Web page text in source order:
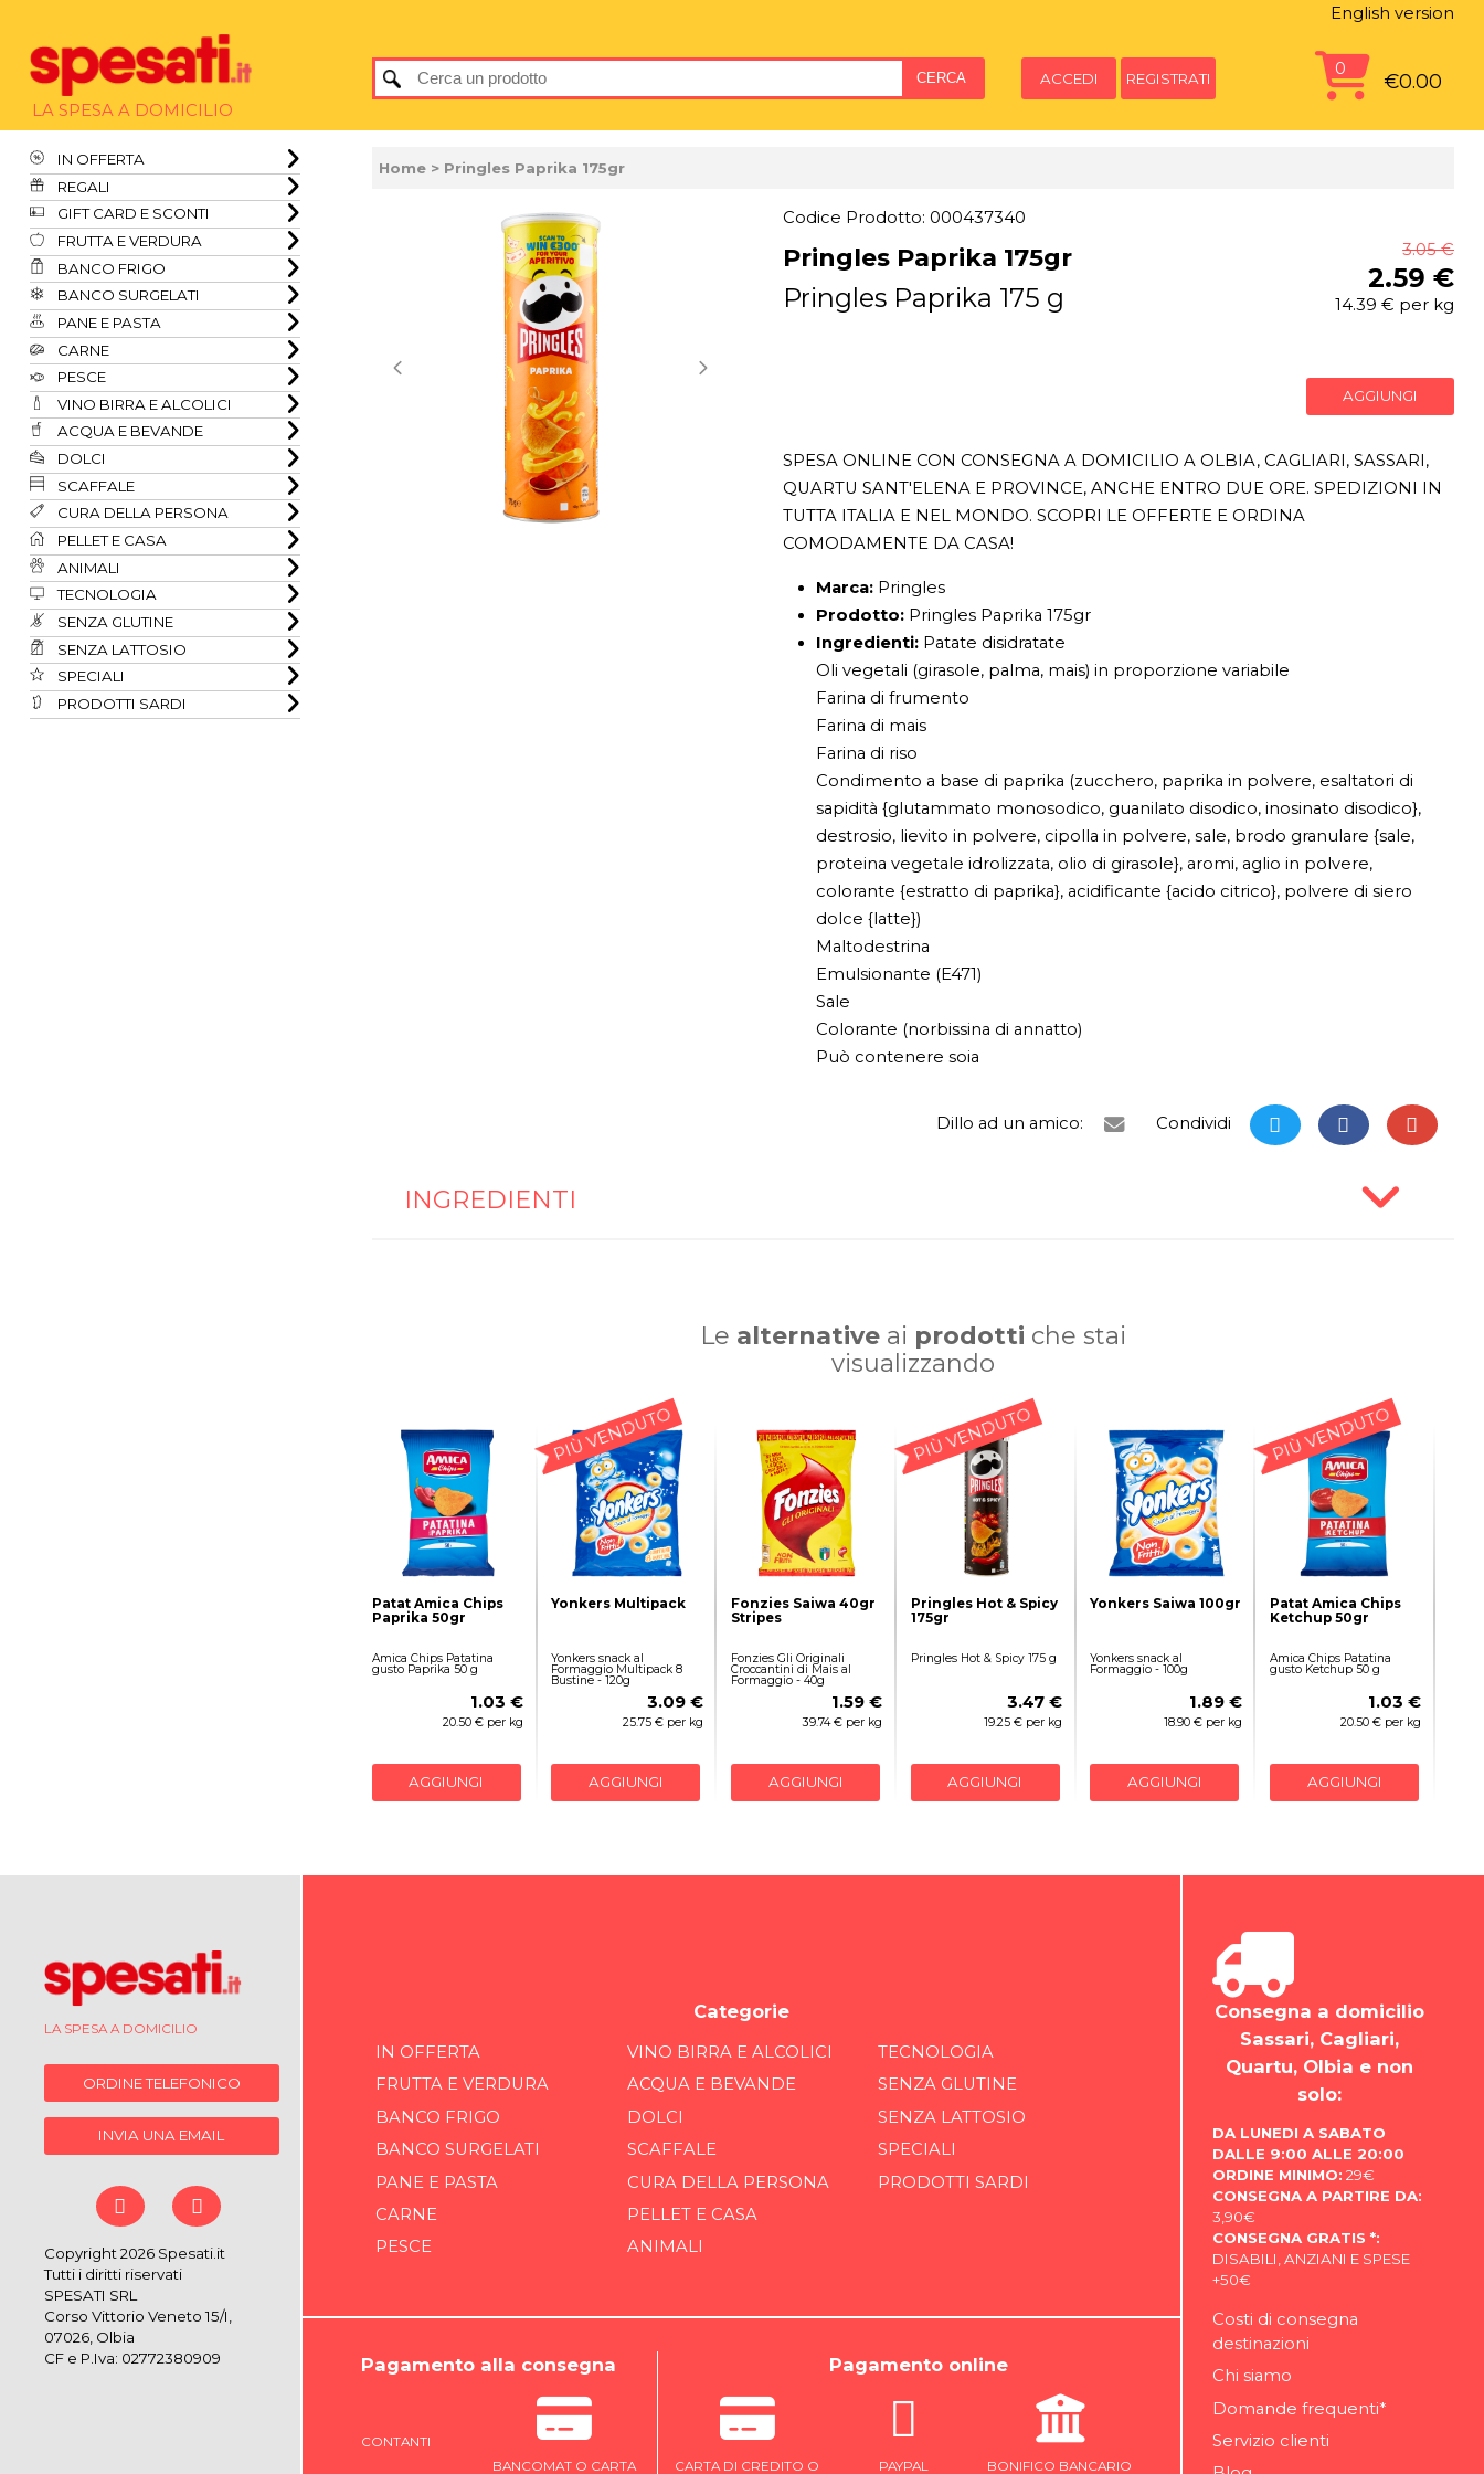
LA SPESA A DOMICILIO
English version
ACCEDI REGISTRATI
0
€0.00
IN OFFERTA
REGALI
GIFT CARD E SCONTI
FRUTTA E VERDURA
BANCO FRIGO
BANCO SURGELATI
PANE E PASTA
CARNE
PESCE
VINO BIRRA E ALCOLICI
ACQUA E BEVANDE
DOLCI
SCAFFALE
CURA DELLA PERSONA
PELLET E CASA
ANIMALI
TECNOLOGIA
SENZA GLUTINE
SENZA LATTOSIO
SPECIALI
PRODOTTI SARDI
Home > Pringles Paprika 175gr
Codice Prodotto: 000437340
Pringles Paprika 175gr
Pringles Paprika 175 g
3.05 €
2.59 €
14.39 € per kg
AGGIUNGI
SPESA ONLINE CON CONSEGNA A DOMICILIO A OLBIA, CAGLIARI, SASSARI,
QUARTU SANT'ELENA E PROVINCE, ANCHE ENTRO DUE ORE. SPEDIZIONI IN
TUTTA ITALIA E NEL MONDO. SCOPRI LE OFFERTE E ORDINA
COMODAMENTE DA CASA!
Marca:Pringles
Prodotto:Pringles Paprika 175gr
Ingredienti: Patate disidratate
Oli vegetali (girasole, palma, mais) in proporzione variabile
Farina di frumento
Farina di mais
Farina di riso
Condimento a base di paprika (zucchero, paprika in polvere, esaltatori di
sapidità {glutammato monosodico, guanilato disodico, inosinato disodico},
destrosio, lievito in polvere, cipolla in polvere, sale, brodo granulare {sale,
proteina vegetale idrolizzata, olio di girasole}, aromi, aglio in polvere,
colorante {estratto di paprika}, acidificante {acido citrico}, polvere di siero
dolce {latte})
Maltodestrina
Emulsionante (E471)
Sale
Colorante (norbissina di annatto)
Può contenere soia
Dillo ad un amico: Condividi
INGREDIENTI
Le alternativeai prodotti che stai
visualizzando
Patat Amica Chips
Paprika 50gr
Amica Chips Patatina
gusto Paprika 50 g
1.03 €
20.50 € per kg
AGGIUNGI
PIÙ VENDUTO
Yonkers Multipack
Yonkers snack al
Formaggio Multipack 8
Bustine - 120g
3.09 €
25.75 € per kg
AGGIUNGI
Fonzies Saiwa 40gr
Stripes
Fonzies Gli Originali
Croccantini di Mais al
Formaggio - 40g
1.59 €
39.74 € per kg
AGGIUNGI
PIÙ VENDUTO
Pringles Hot & Spicy
175gr
Pringles Hot & Spicy 175 g
3.47 €
19.25 € per kg
AGGIUNGI
Yonkers Saiwa 100gr
Yonkers snack al
Formaggio - 100g
1.89 €
18.90 € per kg
AGGIUNGI
PIÙ VENDUTO
Patat Amica Chips
Ketchup 50gr
Amica Chips Patatina
gusto Ketchup 50 g
1.03 €
20.50 € per kg
AGGIUNGI
LA SPESA A DOMICILIO
ORDINE TELEFONICO
INVIA UNA EMAIL
Copyright 2026 Spesati.it
Tutti i diritti riservati
SPESATI SRL
Corso Vittorio Veneto 15/I,
07026, Olbia
CF e P.Iva: 02772380909
Categorie
IN OFFERTA
FRUTTA E VERDURA
BANCO FRIGO
BANCO SURGELATI
PANE E PASTA
CARNE
PESCE
VINO BIRRA E ALCOLICI
ACQUA E BEVANDE
DOLCI
SCAFFALE
CURA DELLA PERSONA
PELLET E CASA
ANIMALI
TECNOLOGIA
SENZA GLUTINE
SENZA LATTOSIO
SPECIALI
PRODOTTI SARDI
Pagamento alla consegna
CONTANTI
BANCOMAT O CARTA
Pagamento online
CARTA DI CREDITO O
PAYPAL BONIFICO BANCARIO
Consegna a domicilio
Sassari, Cagliari,
Quartu, Olbia e non
solo:
DA LUNEDI A SABATO
DALLE 9:00 ALLE 20:00
ORDINE MINIMO: 29€
CONSEGNA A PARTIRE DA:
3,90€
CONSEGNA GRATIS *:
DISABILI, ANZIANI E SPESE
+50€
Costi di consegna
destinazioni
Chi siamo
Domande frequenti*
Servizio clienti